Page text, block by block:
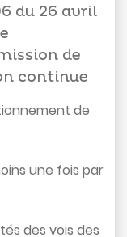
du 26 avril
de
continue
de
une fois par
des vois des